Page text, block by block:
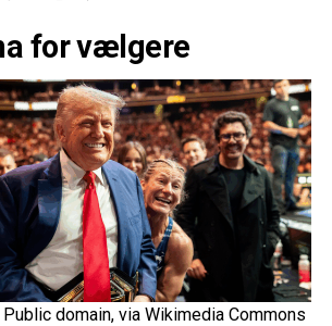
for vælgere
domain, via Wikimedia Commons